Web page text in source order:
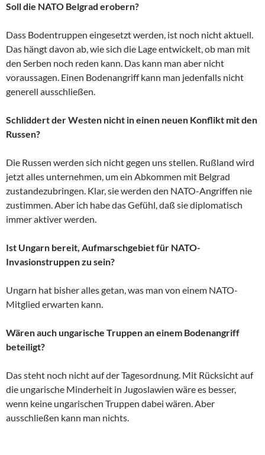
Soll die NATO Belgrad erobern?
Dass Bodentruppen eingesetzt werden, ist noch nicht aktuell.
Das hängt davon ab, wie sich die Lage entwickelt, ob man mit
den Serben noch reden kann. Das kann man aber nicht
voraussagen. Einen Bodenangriff kann man jedenfalls nicht
generell ausschließen.
Schliddert der Westen nicht in einen neuen Konflikt mit den
Russen?
Die Russen werden sich nicht gegen uns stellen. Rußland wird
jetzt alles unternehmen, um ein Abkommen mit Belgrad
zustandezubringen. Klar, sie werden den NATO-Angriffen nie
zustimmen. Aber ich habe das Gefühl, daß sie diplomatisch
immer aktiver werden.
Ist Ungarn bereit, Aufmarschgebiet für NATO-
Invasionstruppen zu sein?
Ungarn hat bisher alles getan, was man von einem NATO-
Mitglied erwarten kann.
Wären auch ungarische Truppen an einem Bodenangriff
beteiligt?
Das steht noch nicht auf der Tagesordnung. Mit Rücksicht auf
die ungarische Minderheit in Jugoslawien wäre es besser,
wenn keine ungarischen Truppen dabei wären. Aber
ausschließen kann man nichts.